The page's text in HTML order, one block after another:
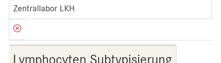
Zentrallabor LKH
Lymphocyten Subtypisierung